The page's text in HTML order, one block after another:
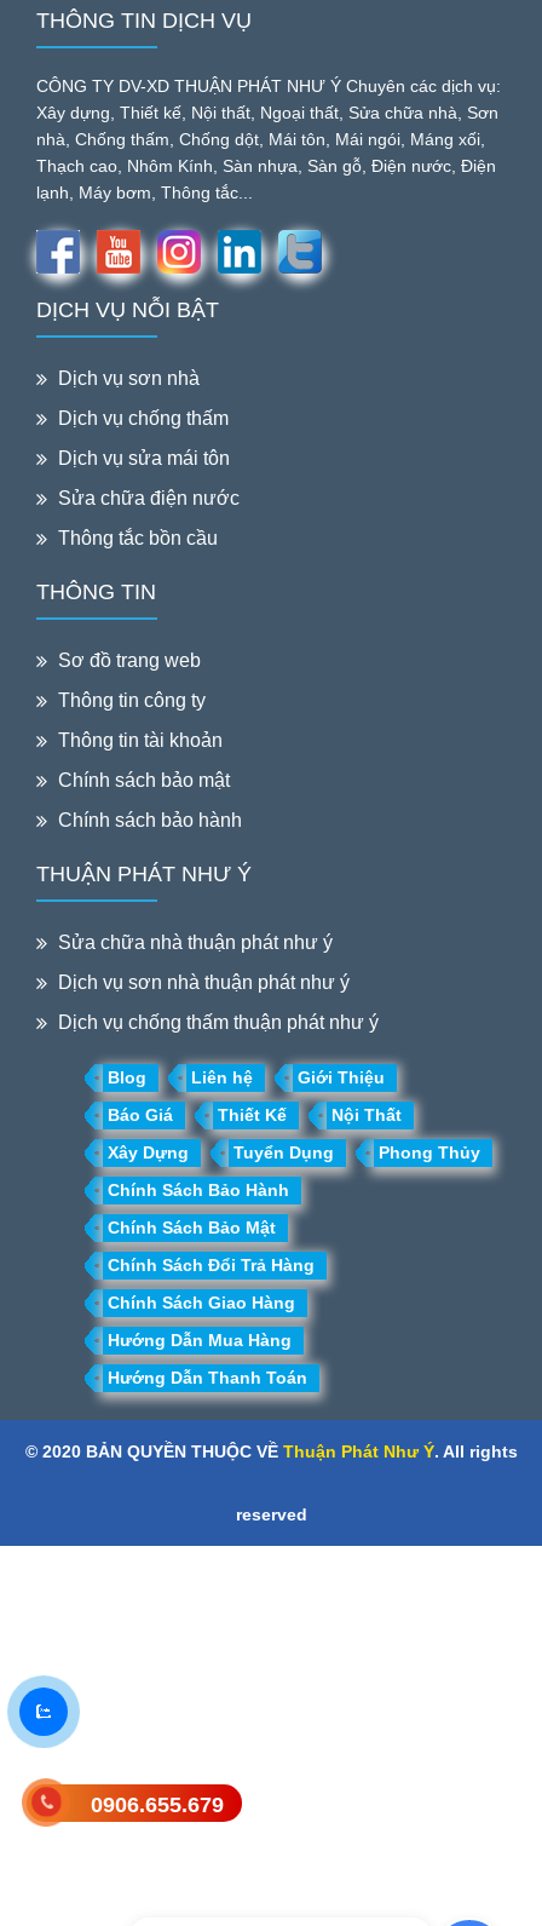
THÔNG TIN DỊCH VỤ
CÔNG TY DV-XD THUẬN PHÁT NHƯ Ý Chuyên các dịch vụ:
Xây dựng, Thiết kế, Nội thất, Ngoại thất, Sửa chữa nhà, Sơn
nhà, Chống thấm, Chống dột, Mái tôn, Mái ngói, Máng xối,
Thạch cao, Nhôm Kính, Sàn nhựa, Sàn gỗ, Điện nước, Điện
lạnh, Máy bơm, Thông tắc...
DỊCH VỤ NỖI BẬT
Dịch vụ sơn nhà
Dịch vụ chống thấm
Dịch vụ sửa mái tôn
Sửa chữa điện nước
Thông tắc bồn cầu
THÔNG TIN
Sơ đồ trang web
Thông tin công ty
Thông tin tài khoản
Chính sách bảo mật
Chính sách bảo hành
THUẬN PHÁT NHƯ Ý
Sửa chữa nhà thuận phát như ý
Dịch vụ sơn nhà thuận phát như ý
Dịch vụ chống thấm thuận phát như ý
Blog Liên hệ
Giới Thiệu
Báo Giá
Thiết Kế
Nội Thất
Xây Dựng
Tuyển Dụng
Phong Thủy
Chính Sách Bảo Hành
Chính Sách Bảo Mật
Chính Sách Đổi Trả Hàng
Chính Sách Giao Hàng
Hướng Dẫn Mua Hàng
Hướng Dẫn Thanh Toán
0906.655.679
© 2020 BẢN QUYỀN THUỘC VỀ Thuận Phát Như Ý. All rights
reserved